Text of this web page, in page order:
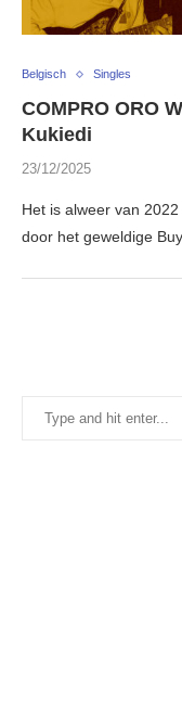
Belgisch Singles
COMPRO ORO
Kukiedi
23/12/2025
Het is alweer van
door het geweldige